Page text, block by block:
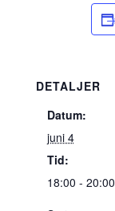
DETALJER
Datum:
juni 4
Tid:
18:00 - 20:00